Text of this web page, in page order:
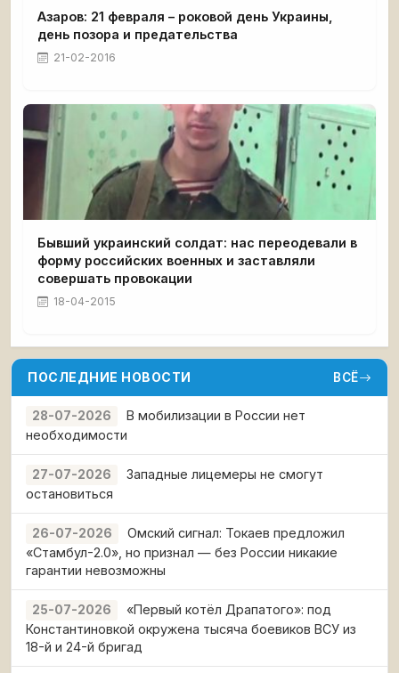
Азаров: 21 февраля – роковой день Украины,
день позора и предательства
21-02-2016
Бывший украинский солдат: нас переодевали в
форму российских военных и заставляли
совершать провокации
18-04-2015
ПОСЛЕДНИЕ НОВОСТИ ВСЁ
28-07-2026
В мобилизации в России нет
необходимости
27-07-2026
Западные лицемеры не смогут
остановиться
26-07-2026
Омский сигнал: Токаев предложил
«Стамбул-2.0», но признал — без России никакие
гарантии невозможны
25-07-2026
«Первый котёл Драпатого»: под
Константиновкой окружена тысяча боевиков ВСУ из
18-й и 24-й бригад